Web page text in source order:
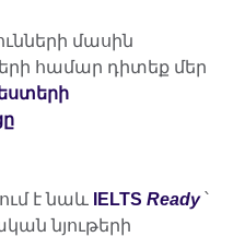
մասին
համար դիտեք մեր
է նաև IELTS Ready ՝
նյութերի